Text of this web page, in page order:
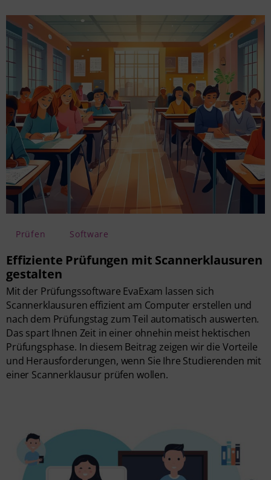
Prüfen Software
Effiziente Prüfungen mit Scannerklausuren
gestalten
Mit der Prüfungssoftware EvaExam lassen sich
Scannerklausuren effizient am Computer erstellen und
nach dem Prüfungstag zum Teil automatisch auswerten.
Das spart Ihnen Zeit in einer ohnehin meist hektischen
Prüfungsphase. In diesem Beitrag zeigen wir die Vorteile
und Herausforderungen, wenn Sie Ihre Studierenden mit
einer Scannerklausur prüfen wollen.